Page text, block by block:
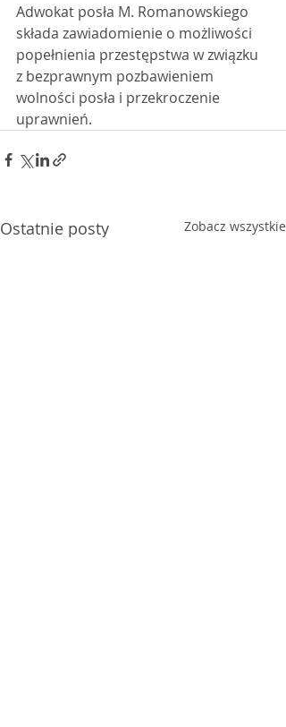
Adwokat posła M. Romanowskiego
składa zawiadomienie o możliwości
popełnienia przestępstwa w związku
z bezprawnym pozbawieniem
wolności posła i przekroczenie
uprawnień.
Ostatnie posty Zobacz wszystkie